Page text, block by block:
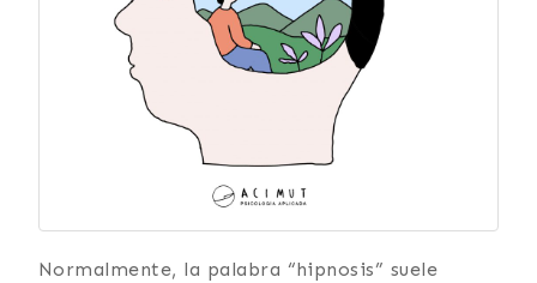
Normalmente, la palabra “hipnosis” suele